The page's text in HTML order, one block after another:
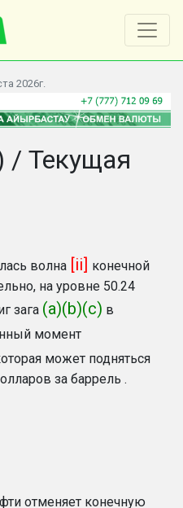
2026г.
/ Текущая
волна [ii] конечной
на уровне 50.24
зага (a)(b)(c) в
момент
может подняться
за баррель .
отменяет конечную